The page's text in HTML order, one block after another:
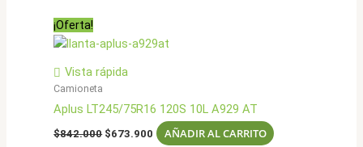
¡Oferta!
Vista rápida
Camioneta
Aplus LT245/75R16 120S 10L A929 AT
$842.000 El
$673.900 El
precio
AÑADIR AL CARRITO